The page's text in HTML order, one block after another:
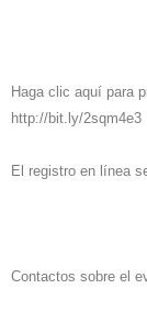
Haga clic aquí para
http://bit.ly/2sqm4e3
El registro en línea
Contactos sobre el